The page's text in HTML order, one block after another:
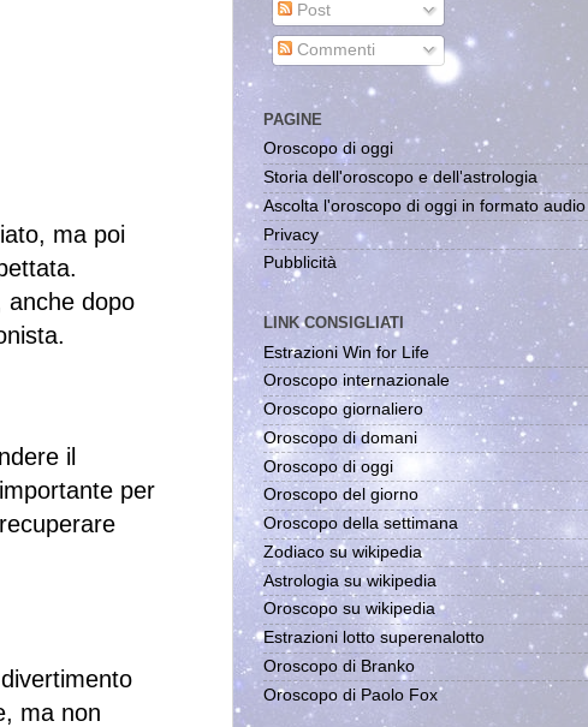
ma poi
anche dopo
il
per
ma non
Post
Commenti
PAGINE
Oroscopo di oggi
Storia dell'oroscopo e dell'astrologia
Ascolta l'oroscopo di oggi in formato audio
Privacy
Pubblicità
LINK CONSIGLIATI
Estrazioni Win for Life
Oroscopo internazionale
Oroscopo giornaliero
Oroscopo di domani
Oroscopo di oggi
Oroscopo del giorno
Oroscopo della settimana
Zodiaco su wikipedia
Astrologia su wikipedia
Oroscopo su wikipedia
Estrazioni lotto superenalotto
Oroscopo di Branko
Oroscopo di Paolo Fox